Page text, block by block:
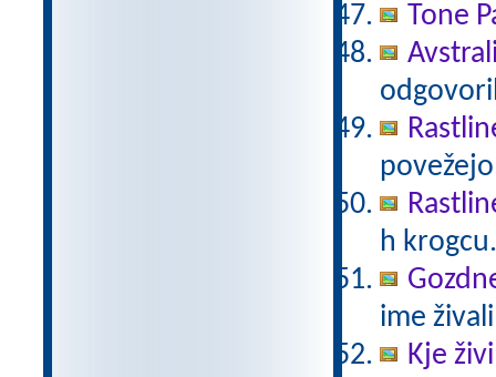
Tone
h krogcu.
ime
Kje